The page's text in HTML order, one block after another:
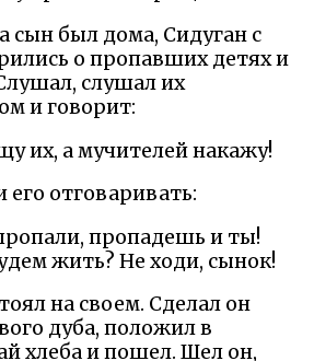
сын был дома, Сидуган с
о пропавших детях и
слушал их
и говорит:
их, а мучителей накажу!
его отговаривать:
пропадешь и ты!
жить? Не ходи, сынок!
на своем. Сделал он
дуба, положил в
хлеба и пошел. Шел он,